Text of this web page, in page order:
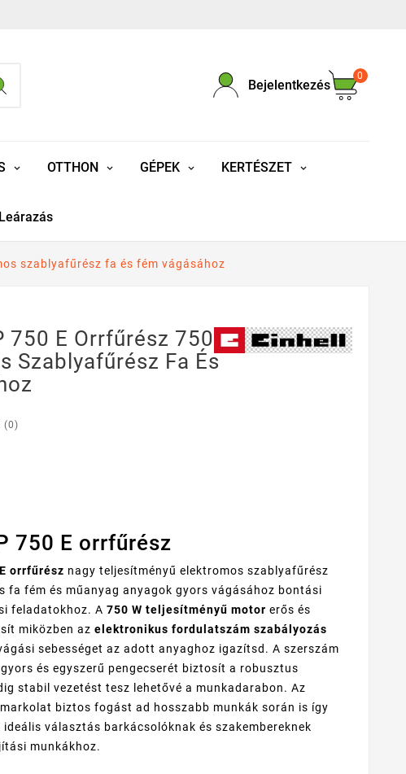
Bejelentkezés
0
OTTHON GÉPEK KERTÉSZET
Leárazás
szablyafűrész fa és fém vágásához
750 E Orrfűrész 750
Szablyafűrész Fa És
(0)
750 E orrfűrész
orrfűrész nagy teljesítményű elektromos szablyafűrész
fa fém és műanyag anyagok gyors vágásához bontási
feladatokhoz. A 750 W teljesítményű motor erős és
miközben az elektronikus fordulatszám szabályozás
sebességet az adott anyaghoz igazítsd. A szerszám
és egyszerű pengecserét biztosít a robusztus
stabil vezetést tesz lehetővé a munkadarabon. Az
biztos fogást ad hosszabb munkák során is így
ideális választás barkácsolóknak és szakembereknek
munkákhoz.